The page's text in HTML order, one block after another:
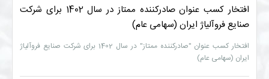
افتخار کسب عنوان صادرکننده ممتاز در سال 1402 برای شرکت
صنایع فروآلیاژ ایران (سهامی عام)
افتخار کسب عنوان "صادرکننده ممتاز" در سال 1402 برای شرکت صنایع فروآلیاژ
ایران (سهامی عام)